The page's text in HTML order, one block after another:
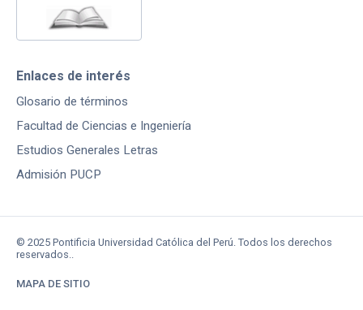
Enlaces de interés
Glosario de términos
Facultad de Ciencias e Ingeniería
Estudios Generales Letras
Admisión PUCP
© 2025 Pontificia Universidad Católica del Perú. Todos los derechos
reservados..
MAPA DE SITIO